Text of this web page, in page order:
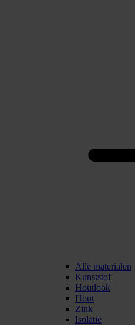
Alle materialen
Kunststof
Houtlook
Hout
Zink
Isolatie